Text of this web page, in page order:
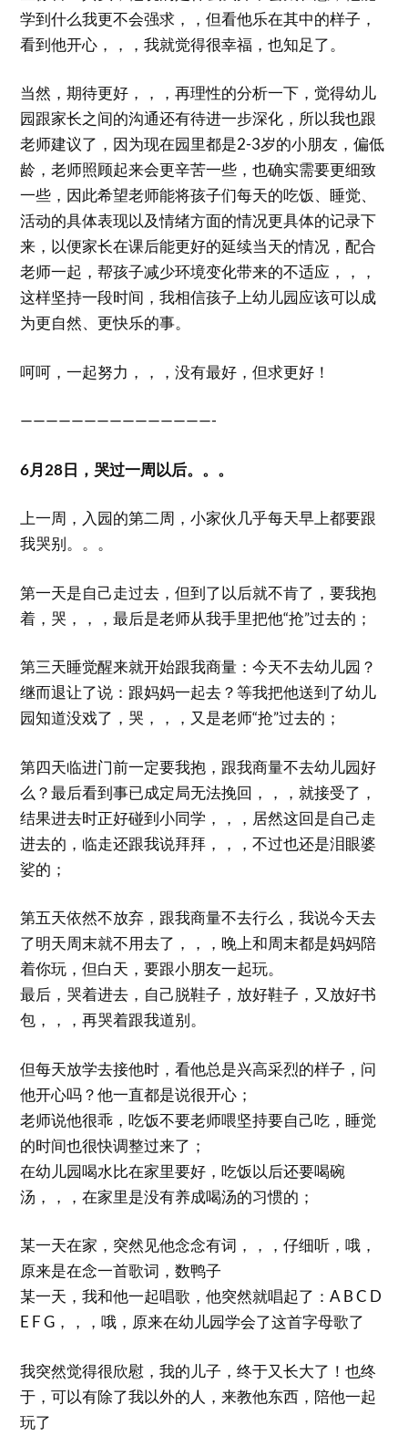
学到什么我更不会强求，，但看他乐在其中的样子，
看到他开心，，，我就觉得很幸福，也知足了。
当然，期待更好，，，再理性的分析一下，觉得幼儿
园跟家长之间的沟通还有待进一步深化，所以我也跟
老师建议了，因为现在园里都是2-3岁的小朋友，偏低
龄，老师照顾起来会更辛苦一些，也确实需要更细致
一些，因此希望老师能将孩子们每天的吃饭、睡觉、
活动的具体表现以及情绪方面的情况更具体的记录下
来，以便家长在课后能更好的延续当天的情况，配合
老师一起，帮孩子减少环境变化带来的不适应，，，
这样坚持一段时间，我相信孩子上幼儿园应该可以成
为更自然、更快乐的事。
呵呵，一起努力，，，没有最好，但求更好！
———————————————-
6月28日，哭过一周以后。。。
上一周，入园的第二周，小家伙几乎每天早上都要跟
我哭别。。。
第一天是自己走过去，但到了以后就不肯了，要我抱
着，哭，，，最后是老师从我手里把他“抢”过去的；
第三天睡觉醒来就开始跟我商量：今天不去幼儿园？
继而退让了说：跟妈妈一起去？等我把他送到了幼儿
园知道没戏了，哭，，，又是老师“抢”过去的；
第四天临进门前一定要我抱，跟我商量不去幼儿园好
么？最后看到事已成定局无法挽回，，，就接受了，
结果进去时正好碰到小同学，，，居然这回是自己走
进去的，临走还跟我说拜拜，，，不过也还是泪眼婆
娑的；
第五天依然不放弃，跟我商量不去行么，我说今天去
了明天周末就不用去了，，，晚上和周末都是妈妈陪
着你玩，但白天，要跟小朋友一起玩。
最后，哭着进去，自己脱鞋子，放好鞋子，又放好书
包，，，再哭着跟我道别。
但每天放学去接他时，看他总是兴高采烈的样子，问
他开心吗？他一直都是说很开心；
老师说他很乖，吃饭不要老师喂坚持要自己吃，睡觉
的时间也很快调整过来了；
在幼儿园喝水比在家里要好，吃饭以后还要喝碗
汤，，，在家里是没有养成喝汤的习惯的；
某一天在家，突然见他念念有词，，，仔细听，哦，
原来是在念一首歌词，数鸭子
某一天，我和他一起唱歌，他突然就唱起了：A B C D
E F G，，，哦，原来在幼儿园学会了这首字母歌了
我突然觉得很欣慰，我的儿子，终于又长大了！也终
于，可以有除了我以外的人，来教他东西，陪他一起
玩了